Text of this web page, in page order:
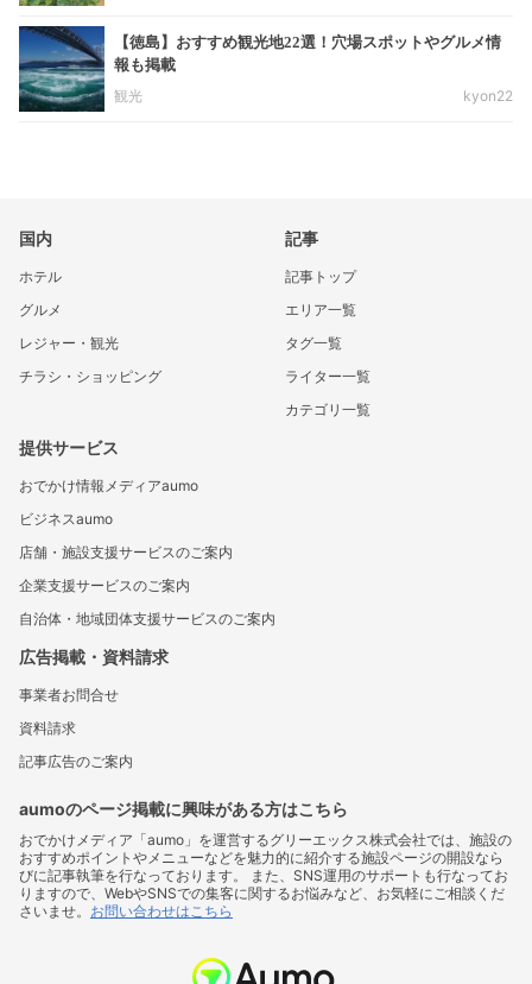
【徳島】おすすめ観光地22選！穴場スポットやグルメ情
報も掲載
観光
kyon22
国内
ホテル
グルメ
レジャー・観光
チラシ・ショッピング
記事
記事トップ
エリア一覧
タグ一覧
ライター一覧
カテゴリ一覧
提供サービス
おでかけ情報メディアaumo
ビジネスaumo
店舗・施設支援サービスのご案内
企業支援サービスのご案内
自治体・地域団体支援サービスのご案内
広告掲載・資料請求
事業者お問合せ
資料請求
記事広告のご案内
aumoのページ掲載に興味がある方はこちら
おでかけメディア「aumo」を運営するグリーエックス株式会社では、施設の
おすすめポイントやメニューなどを魅力的に紹介する施設ページの開設なら
びに記事執筆を行なっております。 また、SNS運用のサポートも行なってお
りますので、WebやSNSでの集客に関するお悩みなど、お気軽にご相談くだ
さいませ。 お問い合わせはこちら